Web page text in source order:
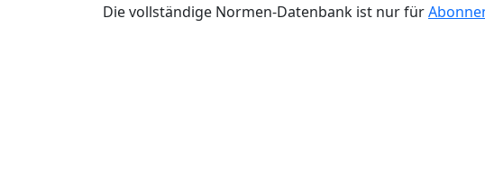
Die vollständige Normen-Datenbank ist nur für